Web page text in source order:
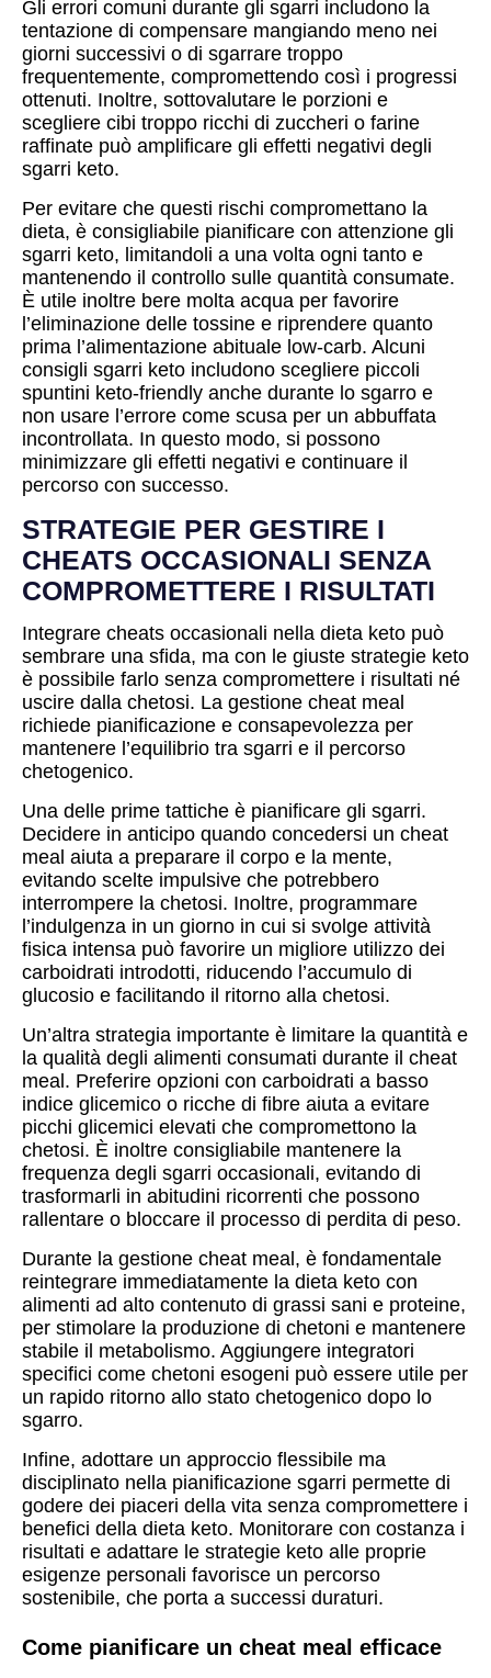
Gli errori comuni durante gli sgarri includono la
tentazione di compensare mangiando meno nei
giorni successivi o di sgarrare troppo
frequentemente, compromettendo così i progressi
ottenuti. Inoltre, sottovalutare le porzioni e
scegliere cibi troppo ricchi di zuccheri o farine
raffinate può amplificare gli effetti negativi degli
sgarri keto.
Per evitare che questi rischi compromettano la
dieta, è consigliabile pianificare con attenzione gli
sgarri keto, limitandoli a una volta ogni tanto e
mantenendo il controllo sulle quantità consumate.
È utile inoltre bere molta acqua per favorire
l’eliminazione delle tossine e riprendere quanto
prima l’alimentazione abituale low-carb. Alcuni
consigli sgarri keto includono scegliere piccoli
spuntini keto-friendly anche durante lo sgarro e
non usare l’errore come scusa per un abbuffata
incontrollata. In questo modo, si possono
minimizzare gli effetti negativi e continuare il
percorso con successo.
STRATEGIE PER GESTIRE I
CHEATS OCCASIONALI SENZA
COMPROMETTERE I RISULTATI
Integrare cheats occasionali nella dieta keto può
sembrare una sfida, ma con le giuste strategie keto
è possibile farlo senza compromettere i risultati né
uscire dalla chetosi. La gestione cheat meal
richiede pianificazione e consapevolezza per
mantenere l’equilibrio tra sgarri e il percorso
chetogenico.
Una delle prime tattiche è pianificare gli sgarri.
Decidere in anticipo quando concedersi un cheat
meal aiuta a preparare il corpo e la mente,
evitando scelte impulsive che potrebbero
interrompere la chetosi. Inoltre, programmare
l’indulgenza in un giorno in cui si svolge attività
fisica intensa può favorire un migliore utilizzo dei
carboidrati introdotti, riducendo l’accumulo di
glucosio e facilitando il ritorno alla chetosi.
Un’altra strategia importante è limitare la quantità e
la qualità degli alimenti consumati durante il cheat
meal. Preferire opzioni con carboidrati a basso
indice glicemico o ricche di fibre aiuta a evitare
picchi glicemici elevati che compromettono la
chetosi. È inoltre consigliabile mantenere la
frequenza degli sgarri occasionali, evitando di
trasformarli in abitudini ricorrenti che possono
rallentare o bloccare il processo di perdita di peso.
Durante la gestione cheat meal, è fondamentale
reintegrare immediatamente la dieta keto con
alimenti ad alto contenuto di grassi sani e proteine,
per stimolare la produzione di chetoni e mantenere
stabile il metabolismo. Aggiungere integratori
specifici come chetoni esogeni può essere utile per
un rapido ritorno allo stato chetogenico dopo lo
sgarro.
Infine, adottare un approccio flessibile ma
disciplinato nella pianificazione sgarri permette di
godere dei piaceri della vita senza compromettere i
benefici della dieta keto. Monitorare con costanza i
risultati e adattare le strategie keto alle proprie
esigenze personali favorisce un percorso
sostenibile, che porta a successi duraturi.
Come pianificare un cheat meal efficace